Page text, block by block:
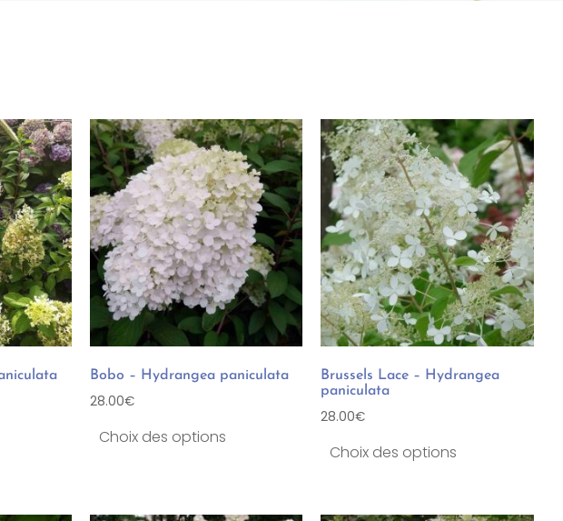
Bobo – Hydrangea paniculata
28.00€
Choix des options
Brussels Lace – Hydrangea
paniculata
28.00€
Choix des options